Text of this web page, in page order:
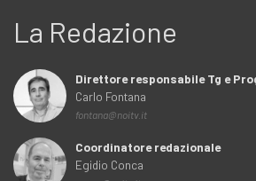
La Redazione
Direttore responsabile Tg e
Carlo Fontana
fontana@noitv.it
Coordinatore redazionale
Egidio Conca